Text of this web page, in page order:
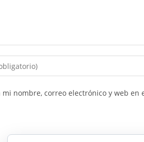
mi nombre, correo electrónico y web